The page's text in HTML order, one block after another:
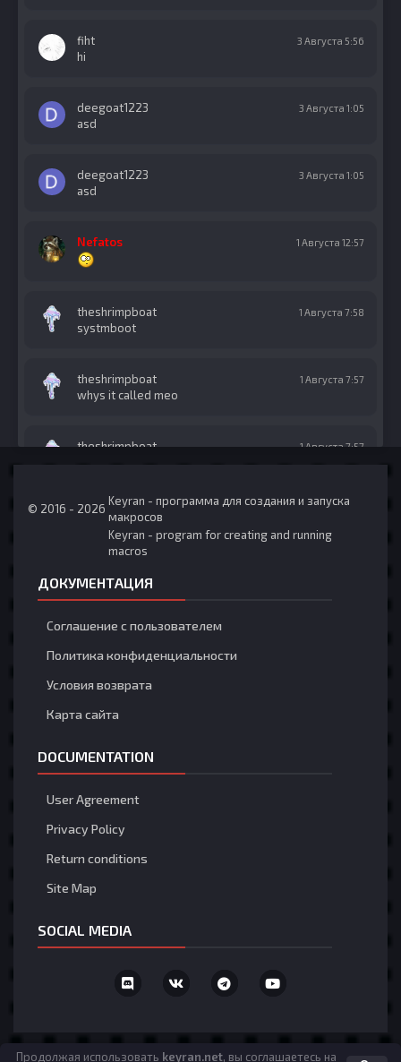
fiht 3 Августа 5:56
hi
deegoat1223 3 Августа 1:05
asd
deegoat1223 3 Августа 1:05
asd
Nefatos 1 Августа 12:57
theshrimpboat 1 Августа 7:58
systmboot
theshrimpboat 1 Августа 7:57
whys it called meo
theshrimpboat 1 Августа 7:57
shrimpboat
theshrimpboat
lol i should be called theshrimpboat
theshrimpboat
hey
yooo
Nefatos
Банзай2
Банзай2
Эта возможность доступна только
зарегистрированным пользователям
© 2016 - 2026
Keyran - программа для создания и запуска
макросов
Keyran - program for creating and running
macros
ДОКУМЕНТАЦИЯ
Соглашение с пользователем
Политика конфиденциальности
Условия возврата
Карта сайта
DOCUMENTATION
User Agreement
Privacy Policy
Return conditions
Site Map
SOCIAL MEDIA